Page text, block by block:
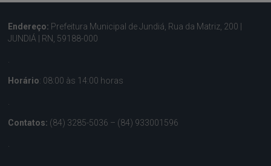
Endereço: Prefeitura Municipal de Jundiá, Rua da Matriz, 200 |
JUNDIÁ | RN, 59188-000
Horário: 08:00 às 14:00 horas
Contatos: (84) 3285-5036 – (84) 933001596